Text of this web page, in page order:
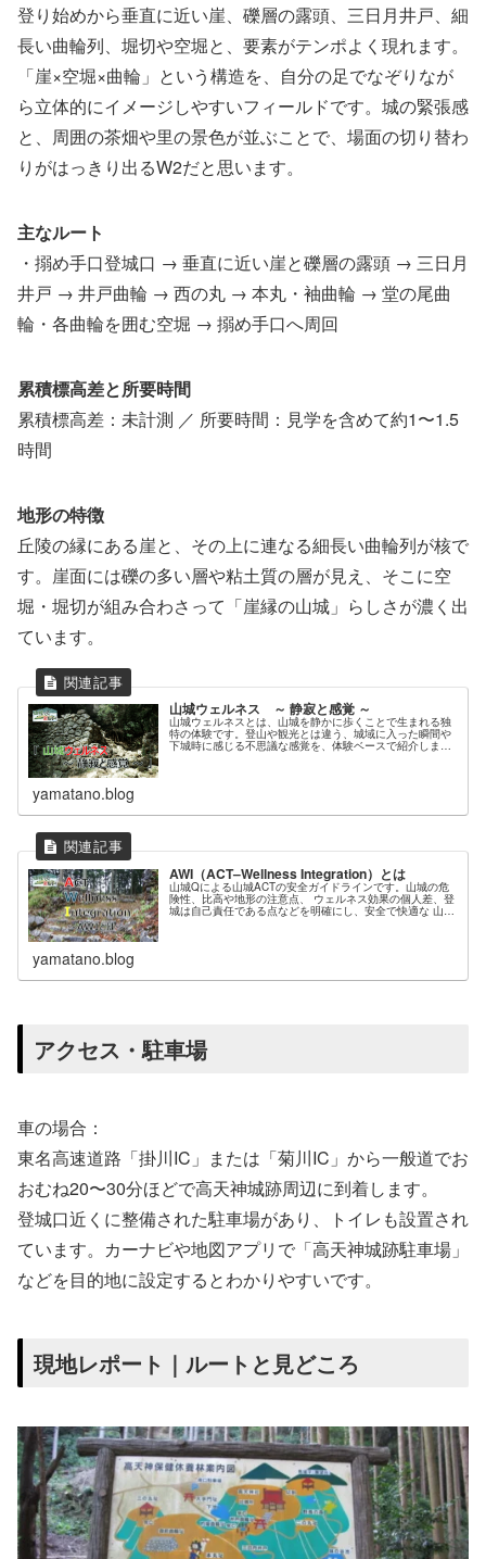
登り始めから垂直に近い崖、礫層の露頭、三日月井戸、細
長い曲輪列、堀切や空堀と、要素がテンポよく現れます。
「崖×空堀×曲輪」という構造を、自分の足でなぞりなが
ら立体的にイメージしやすいフィールドです。城の緊張感
と、周囲の茶畑や里の景色が並ぶことで、場面の切り替わ
りがはっきり出るW2だと思います。
主なルート
・搦め手口登城口 → 垂直に近い崖と礫層の露頭 → 三日月
井戸 → 井戸曲輪 → 西の丸 → 本丸・袖曲輪 → 堂の尾曲
輪・各曲輪を囲む空堀 → 搦め手口へ周回
累積標高差と所要時間
累積標高差：未計測 ／ 所要時間：見学を含めて約1〜1.5
時間
地形の特徴
丘陵の縁にある崖と、その上に連なる細長い曲輪列が核で
す。崖面には礫の多い層や粘土質の層が見え、そこに空
堀・堀切が組み合わさって「崖縁の山城」らしさが濃く出
ています。
山城ウェルネス ～ 静寂と感覚 ～
山城ウェルネスとは、山城を静かに歩くことで生まれる独
特の体験です。登山や観光とは違う、城域に入った瞬間や
下城時に感じる不思議な感覚を、体験ベースで紹介しま
yamatano.blog
AWI（ACT–Wellness Integration）とは
山城Qによる山城ACTの安全ガイドラインです。山城の危
険性、比高や地形の注意点、 ウェルネス効果の個人差、登
城は自己責任である点などを明確にし、安全で快適な 山城
めぐりのための免責事項をまとめています。
yamatano.blog
アクセス・駐車場
車の場合：
東名高速道路「掛川IC」または「菊川IC」から一般道でお
おむね20〜30分ほどで高天神城跡周辺に到着します。
登城口近くに整備された駐車場があり、トイレも設置され
ています。カーナビや地図アプリで「高天神城跡駐車場」
などを目的地に設定するとわかりやすいです。
現地レポート｜ルートと見どころ